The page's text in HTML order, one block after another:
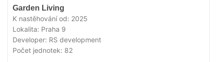
Garden Living
K nastěhování od: 2025
Lokalita: Praha 9
Developer: RS development
Počet jednotek: 82